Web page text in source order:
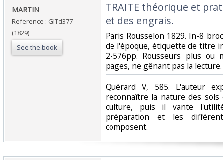
‎MARTIN‎
Reference : GITd377
(1829)
See the book
‎TRAITE théorique et
et des engrais.‎
‎Paris Rousselon 1829. In-8
de l'époque, étiquette de titre
2-576pp. Rousseurs plus ou
pages, ne gênant pas la
‎Quérard V, 585. L'auteur
reconnaître la nature des
culture, puis il vante
préparation et les
composent.‎